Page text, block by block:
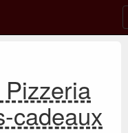
cadeaux